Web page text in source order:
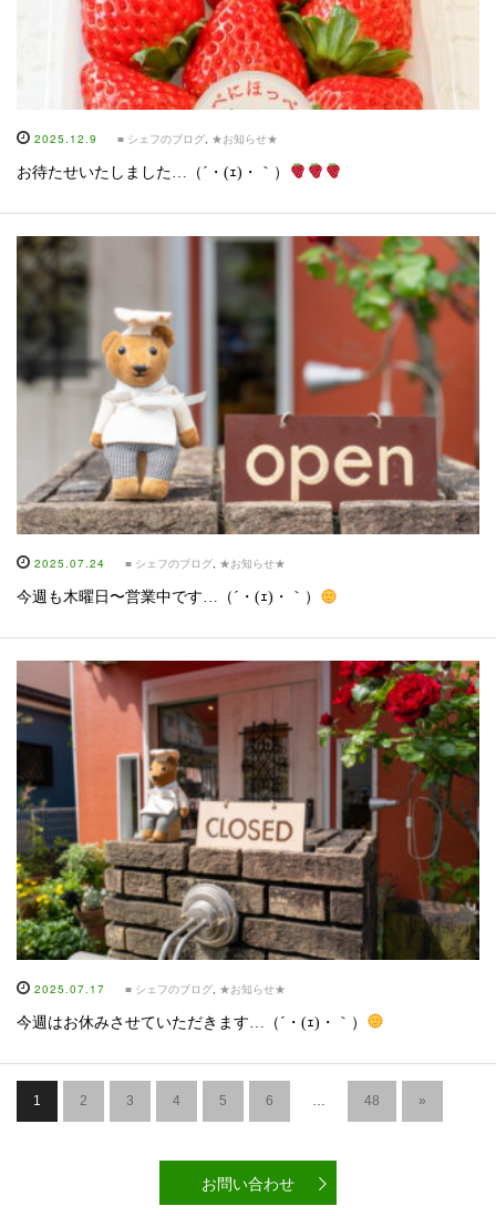
2025.12.9 ■ シェフのブログ ★お知らせ★
お待たせいたしました…（´・(ｪ)・｀）
2025.07.24 ■ シェフのブログ, ★お知らせ★
今週も木曜日〜営業中です…（´・(ｪ)・｀）
2025.07.17 ■ シェフのブログ ★お知らせ★
今週はお休みさせていただきます…（´・(ｪ)・｀）
1 2 3 4 5 6 … 48 »
お問い合わせ